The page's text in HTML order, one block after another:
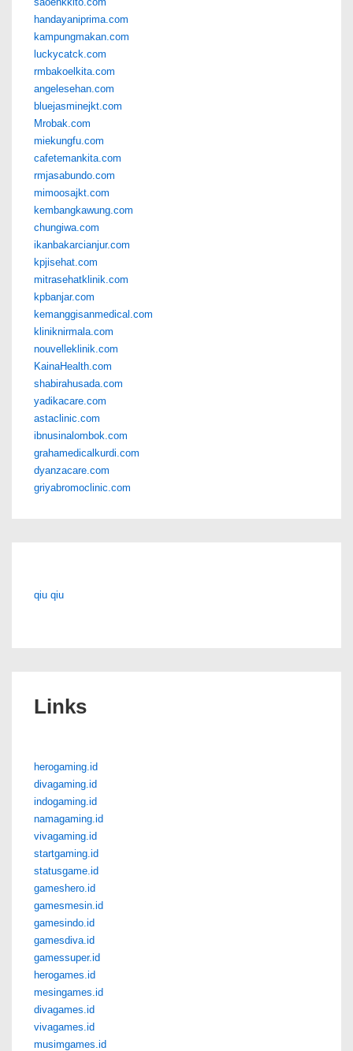
handayaniprima.com
kampungmakan.com
luckycatck.com
rmbakoelkita.com
angelesehan.com
bluejasminejkt.com
Mrobak.com
miekungfu.com
cafetemankita.com
rmjasabundo.com
mimoosajkt.com
kembangkawung.com
chungiwa.com
ikanbakarcianjur.com
kpjisehat.com
mitrasehatklinik.com
kpbanjar.com
kemanggisanmedical.com
kliniknirmala.com
nouvelleklinik.com
KainaHealth.com
shabirahusada.com
yadikacare.com
astaclinic.com
ibnusinalombok.com
grahamedicalkurdi.com
dyanzacare.com
griyabromoclinic.com
qiu qiu
Links
herogaming.id
divagaming.id
indogaming.id
namagaming.id
vivagaming.id
startgaming.id
statusgame.id
gameshero.id
gamesmesin.id
gamesindo.id
gamesdiva.id
gamessuper.id
herogames.id
mesingames.id
divagames.id
vivagames.id
musimgames.id